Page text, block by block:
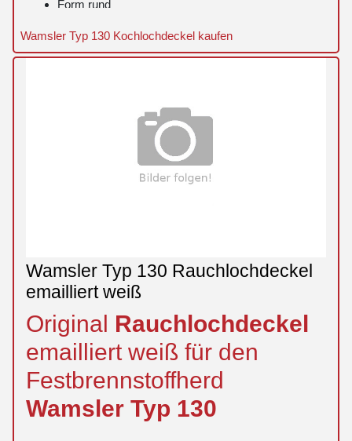
Form rund
Position 90 in der Explosionszeichnung
Wamsler Typ 130 Kochlochdeckel kaufen
Wamsler Typ 130 Rauchlochdeckel
emailliert weiß
Original Rauchlochdeckel
emailliert weiß für den
Festbrennstoffherd
Wamsler Typ 130